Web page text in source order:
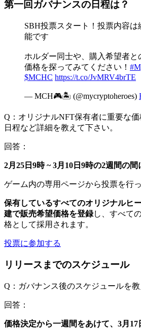
第一回ガバナンスの日程は？
SBH投票スタート！投票内容
能です
ホルダー同士や、購入希望者と
価格を探ってみてください！
$MCHC https://t.co/JvMRV4brTE
— MCH🎮🏝 (@mycryptoheroes)
Q：オリジナルNFT保有者に重要な
日程など詳細を教えて下さい。
回答：
2月25日9時 ~ 3月10日9時の2週間の間
ゲーム内の専用ページから投票を行
保有しているすべてのオリジナルヒ
建で販売希望価格を登録し、すべて
格として採用されます。
投票に参加する
リリースまでのスケジュール
Q：ガバナンス後のスケジュールを教
回答：
価格決定から一週間をあけて、3月17